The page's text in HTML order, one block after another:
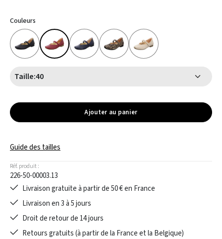
Couleurs
Taille:40
Ajouter au panier
Guide des tailles
Réf. produit :
226-50-00003.13
Livraison gratuite à partir de 50 € en France
Livraison en 3 à 5 jours
Droit de retour de 14 jours
Retours gratuits (à partir de la France et la Belgique)